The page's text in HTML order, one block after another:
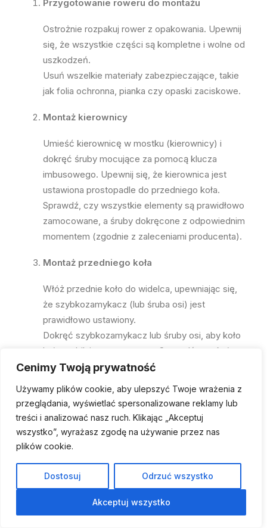
Cenimy Twoją prywatność
Używamy plików cookie, aby ulepszyć Twoje wrażenia z
przeglądania, wyświetlać spersonalizowane reklamy lub
treści i analizować nasz ruch. Klikając „Akceptuj
wszystko”, wyrażasz zgodę na używanie przez nas
plików cookie.
Dostosuj Odrzuć wszystko
Akceptuj wszystko
Przygotowanie roweru do montażu
Ostrożnie rozpakuj rower z opakowania. Upewnij
się, że wszystkie części są kompletne i wolne od
uszkodzeń.
Usuń wszelkie materiały zabezpieczające, takie
jak folia ochronna, pianka czy opaski zaciskowe.
Montaż kierownicy
Umieść kierownicę w mostku (kierownicy) i
dokręć śruby mocujące za pomocą klucza
imbusowego. Upewnij się, że kierownica jest
ustawiona prostopadle do przedniego koła.
Sprawdź, czy wszystkie elementy są prawidłowo
zamocowane, a śruby dokręcone z odpowiednim
momentem (zgodnie z zaleceniami producenta).
Montaż przedniego koła
Włóż przednie koło do widelca, upewniając się,
że szybkozamykacz (lub śruba osi) jest
prawidłowo ustawiony.
Dokręć szybkozamykacz lub śruby osi, aby koło
było stabilnie zamocowane. Sprawdź, czy koło
obraca się swobodnie i nie ociera o hamulce.
Montaż siodełka
Umieść sztycę siodełka w ramie roweru i dokręć
zacisk lub śrubę mocującą. Wysokość siodełka
należy ustawić zgodnie z preferencjami
użytkownika, tak aby zapewniała wygodną i
bezpieczną pozycję podczas jazdy.
Upewnij się, że siodełko jest ustawione w linii z